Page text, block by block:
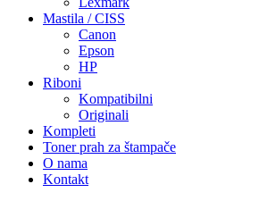
Mastila / CISS
Canon
Epson
HP
Riboni
Kompatibilni
Originali
Kompleti
Toner prah za štampače
O nama
Kontakt